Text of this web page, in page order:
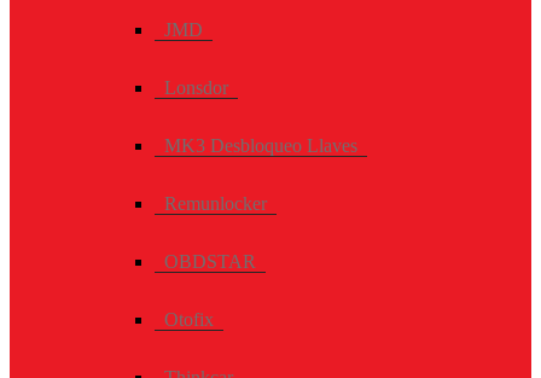
JMD
Lonsdor
MK3 Desbloqueo Llaves
Remunlocker
OBDSTAR
Otofix